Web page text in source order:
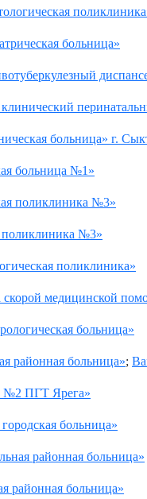
больница»
больница» г.
больница №1»
поликлиника №3»
поликлиника №3»
поликлиника»
медицинской
больница»
районная больница»;
№2 ПГТ Ярега»
больница»
районная больница»
районная больница»